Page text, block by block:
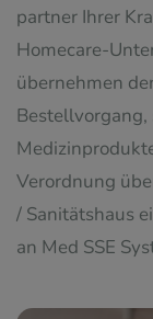
partner Ihrer
Home­care-
übernehmen
Verordnung
/ Sanitätshaus
an Med SSE